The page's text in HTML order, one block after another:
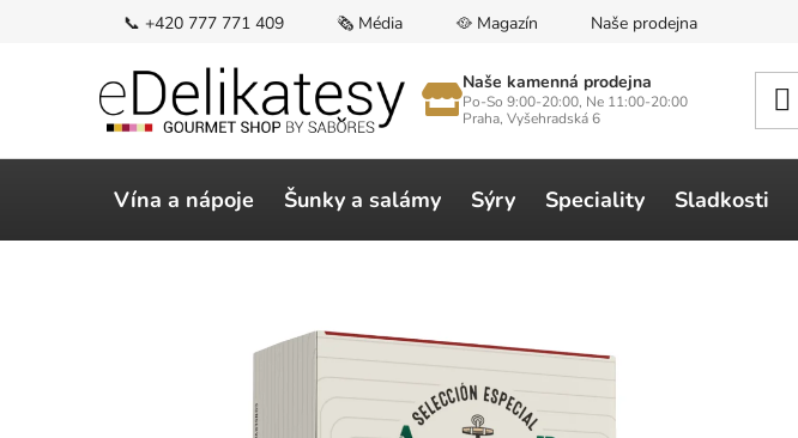
📞 +420 777 771 409 🗞️ Média 🥘 Magazín Naše prodejna
Naše kamenná prodejna
Po-So 9:00-20:00, Ne 11:00-20:00
Praha, Vyšehradská 6
Vína a nápoje Šunky a salámy Sýry Speciality Sladkosti